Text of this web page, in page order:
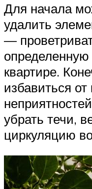
Для начала
удалить
—
определенную
квартире.
избавиться от
убрать течи,
циркуляцию